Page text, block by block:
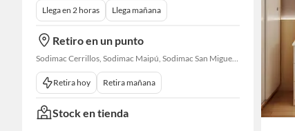
Llega en 2 horas Llega mañana
Retiro en un punto
Sodimac Cerrillos, Sodimac Maipú, Sodimac San Miguel, Sodimac El Bosque, Sodimac San Bernardo, Sodimac Talagante, Sodimac San Fernando
Retira hoy Retira mañana
Stock en tienda